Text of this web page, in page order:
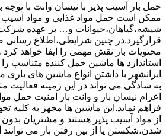
حمل بار آسیب پذیر با نیسان وانت با توجه
ممکن است حمل مواد غذایی و مواد آسیب
شیشه،گیاهان،حیوانات و… بر عهده
قرارگیرد.در چنین شرایطی،اطلاع
محتویات بار نقش مهمی را ایفا خواهد
استاندارد ها ماشین حمل کننده متناسب
ایرانشهر با داشتن انواع ماشین های باری
به سادگی می تواند در این زمینه فعالیت
اعزام نیسان بار و وانت بار امنیت حمل
فراهم نماید.این ماشین ها مجهز به کلیه
از مواد آسیب پذیر هستند و مشتریان بدون
شدن،شکستن یا از بین رفتن بار می توانند